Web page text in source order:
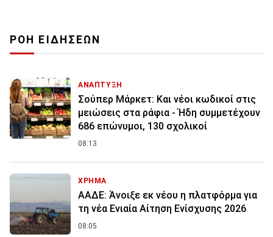
ΡΟΗ ΕΙΔΗΣΕΩΝ
ΑΝΑΠΤΥΞΗ
Σούπερ Μάρκετ: Και νέοι κωδικοί στις
μειώσεις στα ράφια - Ήδη συμμετέχουν
686 επώνυμοι, 130 σχολικοί
08:13
ΧΡΗΜΑ
ΑΑΔΕ: Άνοιξε εκ νέου η πλατφόρμα για
τη νέα Ενιαία Αίτηση Ενίσχυσης 2026
08:05